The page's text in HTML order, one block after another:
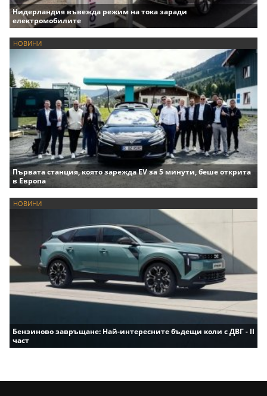
Нидерландия въвежда режим на тока заради
електромобилите
НОВИНИ
Първата станция, която зарежда EV за 5 минути, беше открита
в Европа
НОВИНИ
Бензиново завръщане: Най-интересните бъдещи коли с ДВГ - II
част